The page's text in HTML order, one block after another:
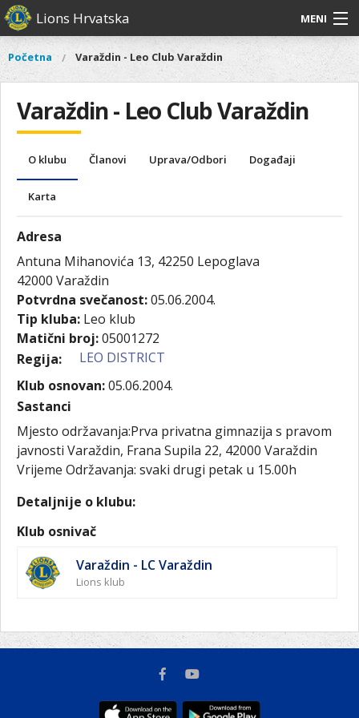
Skoči
na
sadržaj
Lions Hrvatska MENI
O nama
Naši projekti
Aktivnosti
Glavni
O
nama
Distrikt
126
Aktivnosti
Vi
ste
ovdje
Početna Varaždin - Leo Club Varaždin
Varaždin - Leo Club Varaždin
O klubu Članovi Uprava/Odbori Događaji
Karta
Adresa
Antuna Mihanovića 13, 42250 Lepoglava
42000 Varaždin
Potvrdna svečanost:05.06.2004.
Tip kluba: Leo klub
Matični broj:05001272
Regija:
LEO DISTRICT
Klub osnovan:05.06.2004.
Sastanci
Mjesto održavanja:Prva privatna gimnazija s pravom
javnosti Varaždin, Frana Supila 22, 42000 Varaždin
Vrijeme Održavanja: svaki drugi petak u 15.00h
Detaljnije o klubu:
Klub osnivač
Varaždin - LC Varaždin
Lions klub